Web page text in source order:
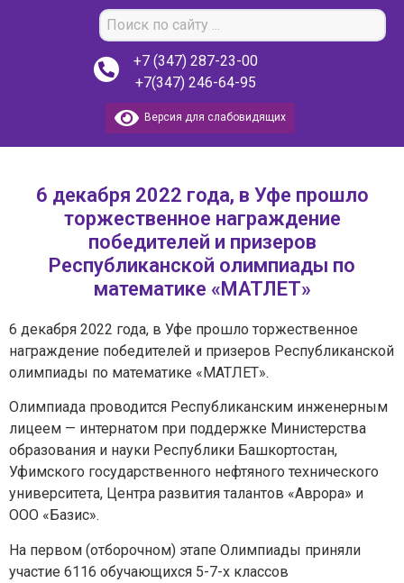
+7 (347) 287-23-00
+7(347) 246-64-95
Версия для слабовидящих
6 декабря 2022 года, в Уфе прошло
торжественное награждение
победителей и призеров
Республиканской олимпиады по
математике «МАТЛЕТ»
6 декабря 2022 года, в Уфе прошло торжественное
награждение победителей и призеров Республиканской
олимпиады по математике «МАТЛЕТ».
Олимпиада проводится Республиканским инженерным
лицеем — интернатом при поддержке Министерства
образования и науки Республики Башкортостан,
Уфимского государственного нефтяного технического
университета, Центра развития талантов «Аврора» и
ООО «Базис».
На первом (отборочном) этапе Олимпиады приняли
участие 6116 обучающихся 5-7-х классов